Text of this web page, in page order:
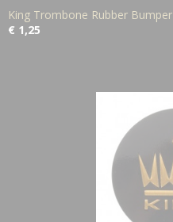
King Trombone Rubber Bumper
€ 1,25